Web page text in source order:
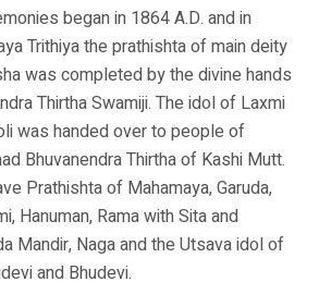
began in 1864 A.D. and in
Trithiya the prathishta of main deity
was completed by the divine hands
Thirtha Swamiji. The idol of Laxmi
was handed over to people of
Bhuvanendra Thirtha of Kashi Mutt.
Prathishta of Mahamaya, Garuda,
Hanuman, Rama with Sita and
Mandir, Naga and the Utsava idol of
and Bhudevi.